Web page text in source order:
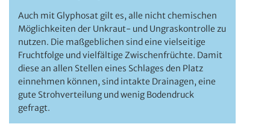
Auch mit Glyphosat gilt es, alle nicht chemischen
Möglichkeiten der Unkraut- und Ungraskontrolle zu
nutzen. Die maßgeblichen sind eine vielseitige
Fruchtfolge und vielfältige Zwischenfrüchte. Damit
diese an allen Stellen ­eines Schlages den Platz
einnehmen können, sind intakte Drainagen, eine
gute Strohverteilung und wenig Bodendruck
gefragt.